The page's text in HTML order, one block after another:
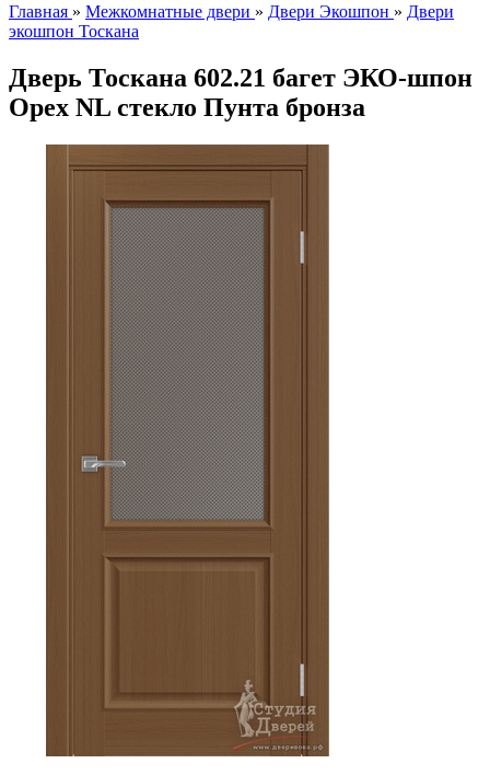
Главная » Межкомнатные двери » Двери Экошпон » Двери
экошпон Тоскана
Дверь Тоскана 602.21 багет ЭКО-шпон
Орех NL стекло Пунта бронза